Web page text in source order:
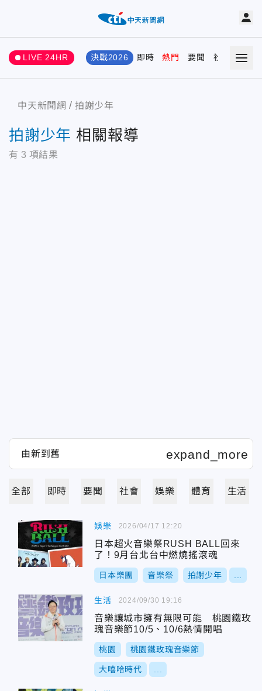
LIVE 24HR 決戰2026 即時 熱門 要聞 社會 娛樂
中天新聞網 拍謝少年
拍謝少年 相關報導
有 3 項結果
全部 即時 要聞 社會 娛樂 體育 生活
娛樂
日本超火音樂祭RUSH BALL回來
了！9月台北台中燃燒搖滾魂
日本樂團 音樂祭 拍謝少年
2026/04/17 12:20
生活
音樂讓城市擁有無限可能 桃園鐵玫
瑰音樂節10/5、10/6熱情開唱
桃園 桃園鐵玫瑰音樂節
大嘻哈時代
2024/09/30 19:16